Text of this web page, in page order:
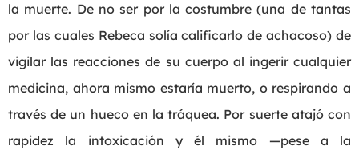
la muerte. De no ser por la costumbre (una de tantas
por las cuales Rebeca solía calificarlo de achacoso) de
vigilar las reacciones de su cuerpo al ingerir cualquier
medicina, ahora mismo estaría muerto, o respirando a
través de un hueco en la tráquea. Por suerte atajó con
rapidez la intoxicación y él mismo —pese a la